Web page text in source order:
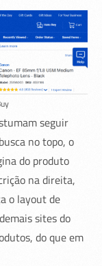
seguir
no topo, o
do produto
na direita,
o layout de
sites do
do que em